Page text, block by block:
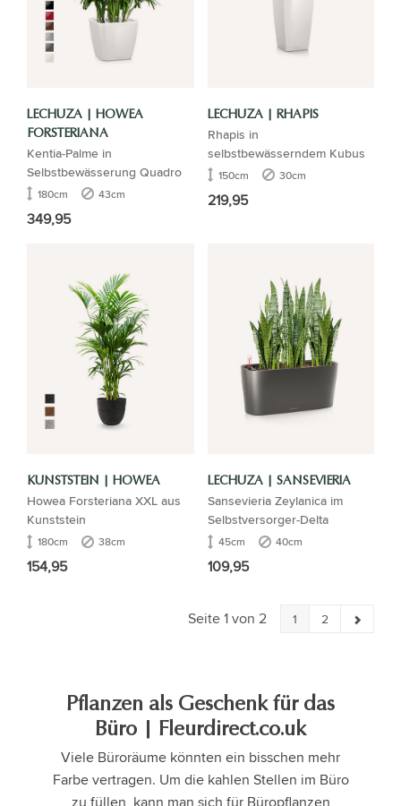
LECHUZA | HOWEA
FORSTERIANA
Kentia-Palme in
Selbstbewässerung Quadro
180cm 43cm
349,95
LECHUZA | RHAPIS
Rhapis in
selbstbewässerndem Kubus
150cm 30cm
219,95
KUNSTSTEIN | HOWEA
Howea Forsteriana XXL aus
Kunststein
180cm 38cm
154,95
LECHUZA | SANSEVIERIA
Sansevieria Zeylanica im
Selbstversorger-Delta
45cm 40cm
109,95
Seite 1 von 2 1 2
Pflanzen als Geschenk für das
Büro | Fleurdirect.co.uk
Viele Büroräume könnten ein bisschen mehr
Farbe vertragen. Um die kahlen Stellen im Büro